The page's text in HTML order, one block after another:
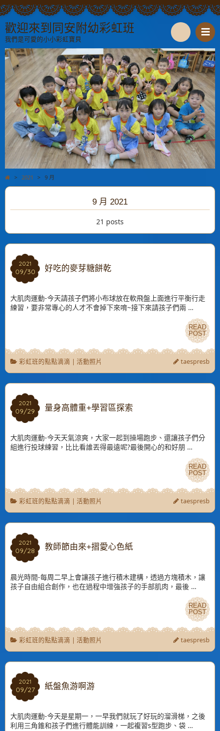
歡迎來到同安附幼彩虹班
我們是可愛的小小彩虹寶貝
S
e
a
r
c
h
> 2021 > 9 月
9 月 2021
21 posts
2021
09/30
2021
09/30 好吃的麥芽糖餅乾
大肌肉運動-今天請孩子們將小布球放在軟飛盤上面進行平衡行走
練習，要非常專心的人才不會掉下來唷~接下來請孩子們兩 …
READ
POST
READ
POST
彩虹班的點點滴滴 | 活動照片 taespresb
2021
09/29
2021
09/29 量身高體重+學習區探索
大肌肉運動-今天天氣涼爽，大家一起到操場跑步、還讓孩子們分
組進行投球練習，比比看誰丟得最遠呢?最後開心的和好朋 …
READ
POST
READ
POST
彩虹班的點點滴滴 | 活動照片 taespresb
2021
09/28
2021
09/28 教師節由來+摺愛心色紙
晨光時間-每周二早上會讓孩子進行積木建構，透過方塊積木，讓
孩子自由組合創作，也在過程中增強孩子的手部肌肉，最後 …
READ
POST
READ
POST
彩虹班的點點滴滴 | 活動照片 taespresb
2021
09/27
2021
09/27 紙盤魚游啊游
大肌肉運動-今天是星期一，一早我們就玩了好玩的溜滑梯，之後
利用三角錐和孩子們進行體能訓練，一起複習s型跑步、袋 …